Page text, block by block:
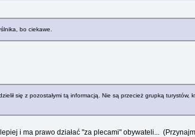
bo ciekawe.
się z pozostałymi tą informacją. Nie są przecież grupką turystów,
i ma prawo działać "za plecami" obywateli...